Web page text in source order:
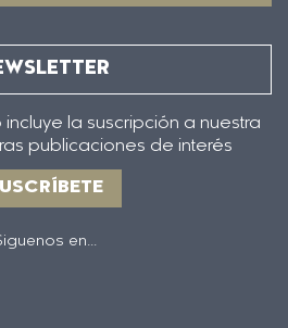
la suscripción a nuestra
publicaciones de interés
en...